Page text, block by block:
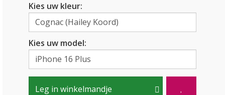
Kies uw kleur:
Kies uw model:
Leg in winkelmandje